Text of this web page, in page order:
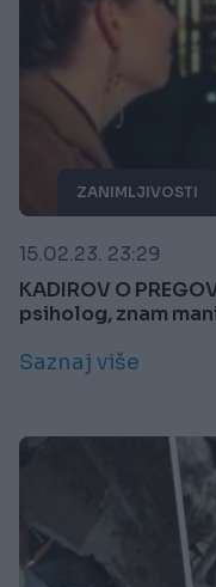
ZANIMLJIVOSTI
15.02.23. 23:29
KADIROV O
psiholog, znam
Saznaj više